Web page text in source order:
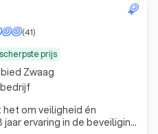
prijs
(41)
het om veiligheid én
ervaring in de beveiliging
Zwaag